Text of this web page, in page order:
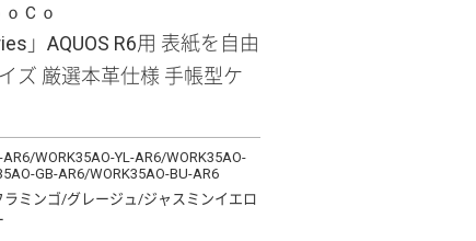
Ｃｏ
」AQUOS R6用 表紙を自由
ズ 厳選本革仕様 手帳型ケ
WORK35AO-YL-AR6/WORK35AO-
GB-AR6/WORK35AO-BU-AR6
ミンゴ/グレージュ/ジャスミンイエロ